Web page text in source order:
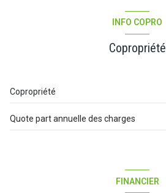
salle de bain
WC
INFO COPRO
Copropriété
Copropriété
Quote part annuelle des charges
FINANCIER